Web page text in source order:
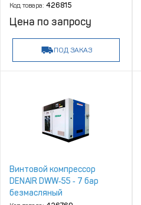
Код товара: 426815
Цена по запросу
ПОД ЗАКАЗ
Винтовой компрессор
DENAIR DWW‑55 ‑ 7 бар
безмасляный